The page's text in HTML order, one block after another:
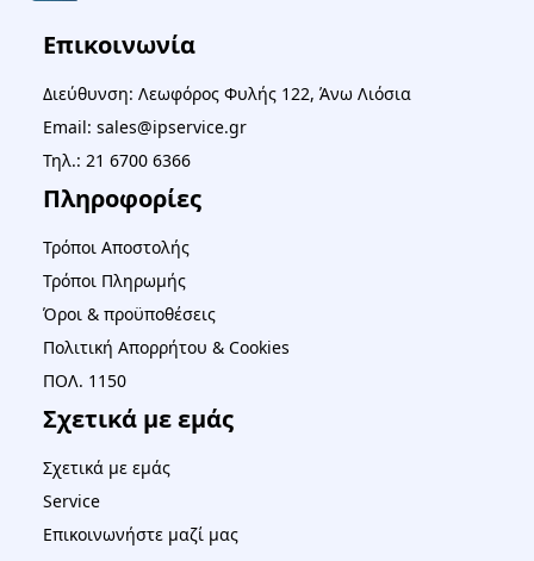
Επικοινωνία
Διεύθυνση: Λεωφόρος Φυλής 122, Άνω Λιόσια
Email: sales@ipservice.gr
Τηλ.: 21 6700 6366
Πληροφορίες
Τρόποι Αποστολής
Τρόποι Πληρωμής
Όροι & προϋποθέσεις
Πολιτική Απορρήτου & Cookies
ΠΟΛ. 1150
Σχετικά με εμάς
Σχετικά με εμάς
Service
Επικοινωνήστε μαζί μας